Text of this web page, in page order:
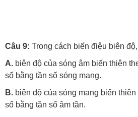
Câu 9: Trong cách biến điệu biên
A. biên độ của sóng âm biến thiên
số bằng tần số sóng mang.
B. biên độ của sóng mang biến
số bằng tần số âm tần.